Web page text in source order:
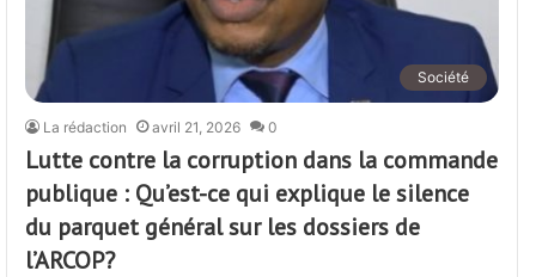
Société
La rédaction avril 21, 2026 0
Lutte contre la corruption dans la commande
publique : Qu’est-ce qui explique le silence
du parquet général sur les dossiers de
l’ARCOP?